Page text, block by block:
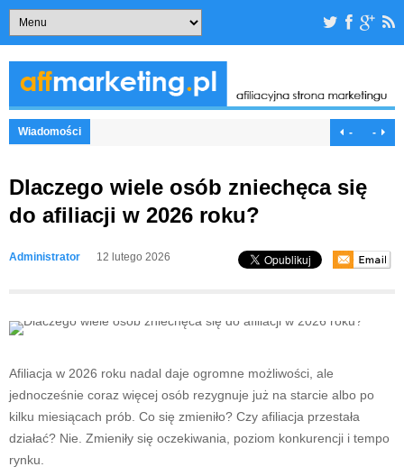
Wiadomości - -
Dlaczego wiele osób zniechęca się
do afiliacji w 2026 roku?
Administrator 12 lutego 2026
Afiliacja w 2026 roku nadal daje ogromne możliwości, ale
jednocześnie coraz więcej osób rezygnuje już na starcie albo po
kilku miesiącach prób. Co się zmieniło? Czy afiliacja przestała
działać? Nie. Zmieniły się oczekiwania, poziom konkurencji i tempo
rynku.